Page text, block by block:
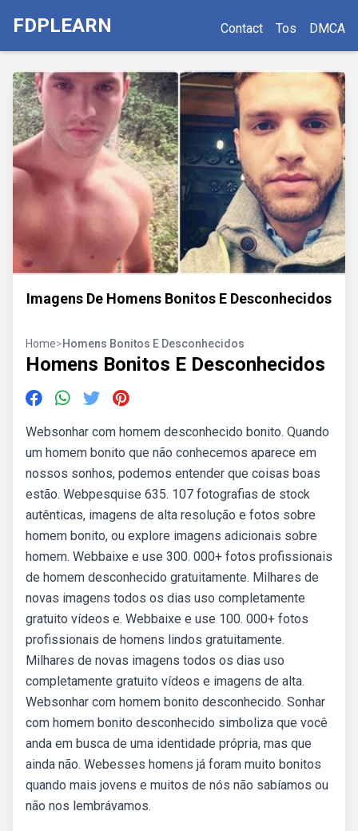
FDPLEARN Contact Tos DMCA
Imagens De Homens Bonitos E Desconhecidos
Home>Homens Bonitos E Desconhecidos
Homens Bonitos E Desconhecidos
Websonhar com homem desconhecido bonito. Quando
um homem bonito que não conhecemos aparece em
nossos sonhos, podemos entender que coisas boas
estão. Webpesquise 635. 107 fotografias de stock
autênticas, imagens de alta resolução e fotos sobre
homem bonito, ou explore imagens adicionais sobre
homem. Webbaixe e use 300. 000+ fotos profissionais
de homem desconhecido gratuitamente. Milhares de
novas imagens todos os dias uso completamente
gratuito vídeos e. Webbaixe e use 100. 000+ fotos
profissionais de homens lindos gratuitamente.
Milhares de novas imagens todos os dias uso
completamente gratuito vídeos e imagens de alta.
Websonhar com homem bonito desconhecido. Sonhar
com homem bonito desconhecido simboliza que você
anda em busca de uma identidade própria, mas que
ainda não. Webesses homens já foram muito bonitos
quando mais jovens e muitos de nós não sabíamos ou
não nos lembrávamos.